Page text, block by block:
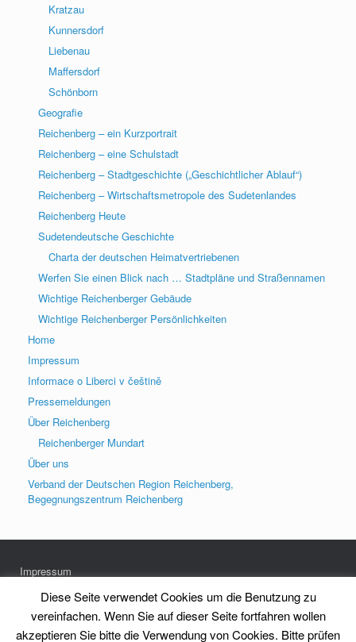
Kratzau
Kunnersdorf
Liebenau
Maffersdorf
Schönborn
Geografie
Reichenberg – ein Kurzportrait
Reichenberg – eine Schulstadt
Reichenberg – Stadtgeschichte („Geschichtlicher Ablauf“)
Reichenberg – Wirtschaftsmetropole des Sudetenlandes
Reichenberg Heute
Sudetendeutsche Geschichte
Charta der deutschen Heimatvertriebenen
Werfen Sie einen Blick nach … Stadtpläne und Straßennamen
Wichtige Reichenberger Gebäude
Wichtige Reichenberger Persönlichkeiten
Home
Impressum
Informace o Liberci v češtině
Pressemeldungen
Über Reichenberg
Reichenberger Mundart
Über uns
Verband der Deutschen Region Reichenberg,
Begegnungszentrum Reichenberg
Impressum
Datenschutz
Diese Seite verwendet Cookies um die Benutzung zu
vereinfachen. Wenn Sie auf dieser Seite fortfahren wollen
akzeptieren Sie bitte die Verwendung von Cookies. Bitte prüfen